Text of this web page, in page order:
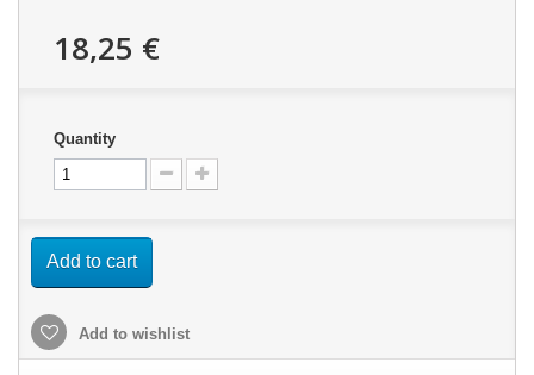
18,25 €
Quantity
Add to cart
Add to wishlist